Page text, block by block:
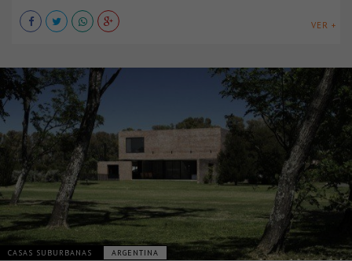
VER +
CASAS SUBURBANAS ARGENTINA